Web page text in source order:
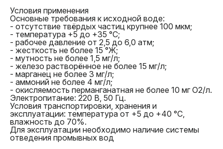
Условия применения
Основные требования к исходной воде:
- отсутствие твёрдых частиц крупнее 100 мкм;
- температура +5 до +35 °С;
- рабочее давление от 2,5 до 6,0 атм;
- жесткость не более 15 °Ж;
- мутность не более 1,5 мг/л;
- железо растворённое не более 15 мг/л;
- марганец не более 3 мг/л;
- аммоний не более 4 мг/л;
- окисляемость перманганатная не более 10 мг О2/л.
Электропитание: 220 В, 50 Гц.
Условия транспортировки, хранения и
эксплуатации: температура от +5 до +40 °С,
влажность до 70%.
Для эксплуатации необходимо наличие системы
отведения промывных вод
условиями гарантийного
обслуживания